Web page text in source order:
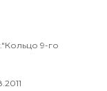
9-го